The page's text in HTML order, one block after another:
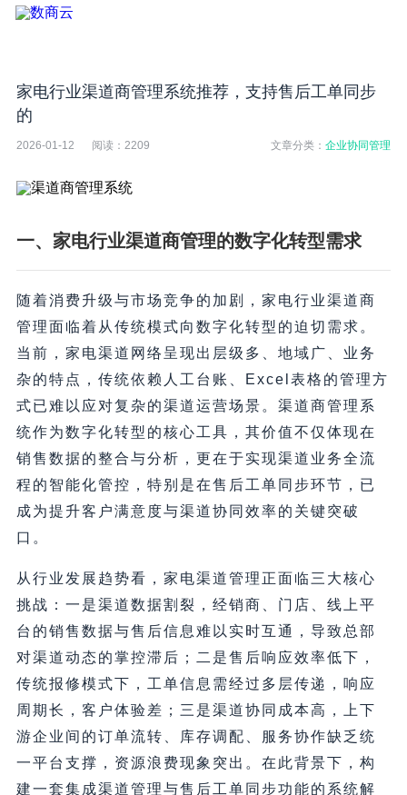
家电行业渠道商管理系统推荐，支持售后工单同步
的
2026-01-12 阅读： 2209 文章分类：企业协同管理
一、家电行业渠道商管理的数字化转型需求
随着消费升级与市场竞争的加剧，家电行业渠道商
管理面临着从传统模式向数字化转型的迫切需求。
当前，家电渠道网络呈现出层级多、地域广、业务
杂的特点，传统依赖人工台账、Excel表格的管理方
式已难以应对复杂的渠道运营场景。渠道商管理系
统作为数字化转型的核心工具，其价值不仅体现在
销售数据的整合与分析，更在于实现渠道业务全流
程的智能化管控，特别是在售后工单同步环节，已
成为提升客户满意度与渠道协同效率的关键突破
口。
从行业发展趋势看，家电渠道管理正面临三大核心
挑战：一是渠道数据割裂，经销商、门店、线上平
台的销售数据与售后信息难以实时互通，导致总部
对渠道动态的掌控滞后；二是售后响应效率低下，
传统报修模式下，工单信息需经过多层传递，响应
周期长，客户体验差；三是渠道协同成本高，上下
游企业间的订单流转、库存调配、服务协作缺乏统
一平台支撑，资源浪费现象突出。在此背景下，构
建一套集成渠道管理与售后工单同步功能的系统解